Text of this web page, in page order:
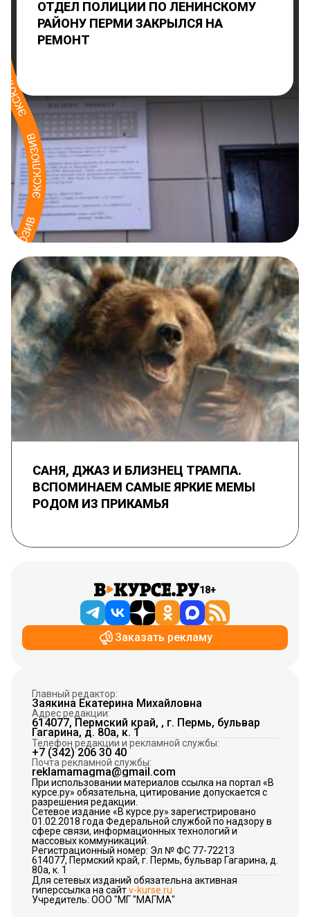
ОТДЕЛ ПОЛИЦИИ ПО ЛЕНИНСКОМУ
РАЙОНУ ПЕРМИ ЗАКРЫЛСЯ НА
РЕМОНТ
САНЯ, ДЖАЗ И БЛИЗНЕЦ ТРАМПА.
ВСПОМИНАЕМ САМЫЕ ЯРКИЕ МЕМЫ
РОДОМ ИЗ ПРИКАМЬЯ
18+
Заказать рекламу
Главный редактор:
Заякина Екатерина Михайловна
Адрес редакции:
614077, Пермский край, , г. Пермь, бульвар
Гагарина, д. 80а, к. 1
Телефон редакции и рекламной службы:
+7 (342) 206 30 40
Почта рекламной службы:
reklamamagma@gmail.com
При использовании материалов ссылка на портал «В
курсе.ру» обязательна, цитирование допускается с
разрешения редакции.
Сетевое издание «В курсе.ру» зарегистрировано
01.02.2018 года Федеральной службой по надзору в
сфере связи, информационных технологий и
массовых коммуникаций.
Регистрационный номер: Эл № ФС 77-72213
614077, Пермский край, г. Пермь, бульвар Гагарина, д.
80а, к. 1
Для сетевых изданий обязательна активная
гиперссылка на сайтv-kurse.ru
Учредитель: ООО "МГ "МАГМА"